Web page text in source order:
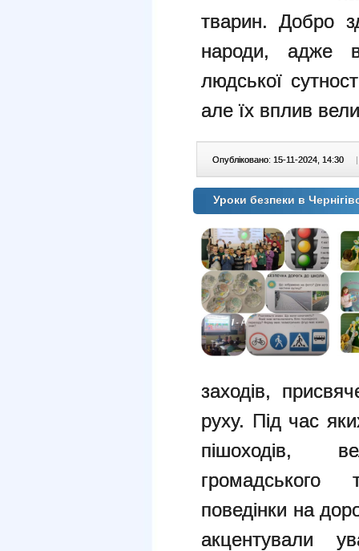
тварин. Добро
народи, адже
людської
але їх вплив
Опубліковано: 15-11-2024, 14:30 |
Уроки безпеки в
заходів,
руху. Під час
пішоходів,
громадського
поведінки на
акцентували